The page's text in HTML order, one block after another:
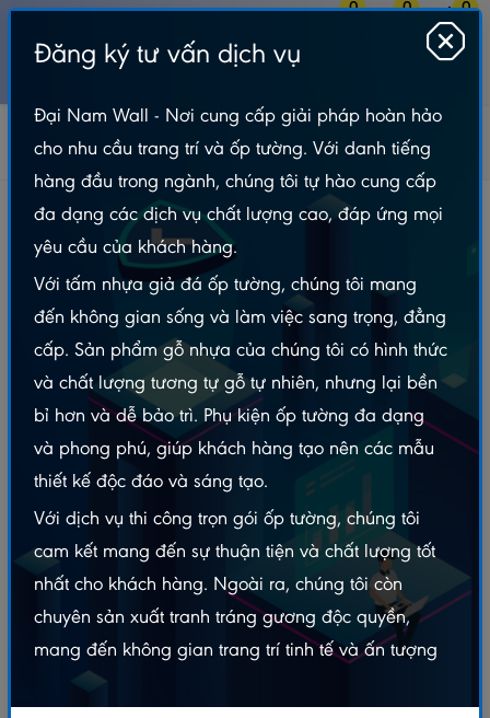
0 0 0
Tấm Ốp Than Tre
Tấm Ốp Than Tre – Giọt Nước Hồng
Tấm Ốp Than Tre – Giọt Nước Hồng
Đăng ký tư vấn dịch vụ
Đại Nam Wall - Nơi cung cấp giải pháp hoàn hảo
cho nhu cầu trang trí và ốp tường. Với danh tiếng
hàng đầu trong ngành, chúng tôi tự hào cung cấp
đa dạng các dịch vụ chất lượng cao, đáp ứng mọi
yêu cầu của khách hàng.
Với tấm nhựa giả đá ốp tường, chúng tôi mang
đến không gian sống và làm việc sang trọng, đẳng
cấp. Sản phẩm gỗ nhựa của chúng tôi có hình thức
và chất lượng tương tự gỗ tự nhiên, nhưng lại bền
bỉ hơn và dễ bảo trì. Phụ kiện ốp tường đa dạng
và phong phú, giúp khách hàng tạo nên các mẫu
thiết kế độc đáo và sáng tạo.
Với dịch vụ thi công trọn gói ốp tường, chúng tôi
cam kết mang đến sự thuận tiện và chất lượng tốt
nhất cho khách hàng. Ngoài ra, chúng tôi còn
chuyên sản xuất tranh tráng gương độc quyền,
mang đến không gian trang trí tinh tế và ấn tượng